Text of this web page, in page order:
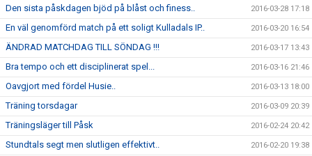
Den sista påskdagen bjöd på blåst och finess.. 2016-03-28 17:18
En väl genomförd match på ett soligt Kulladals IP.. 2016-03-20 16:54
ÄNDRAD MATCHDAG TILL SÖNDAG !!! 2016-03-17 13:43
Bra tempo och ett disciplinerat spel... 2016-03-16 21:46
Oavgjort med fördel Husie.. 2016-03-13 18:00
Träning torsdagar 2016-03-09 20:39
Träningsläger till Påsk 2016-02-24 20:42
Stundtals segt men slutligen effektivt.. 2016-02-20 19:38